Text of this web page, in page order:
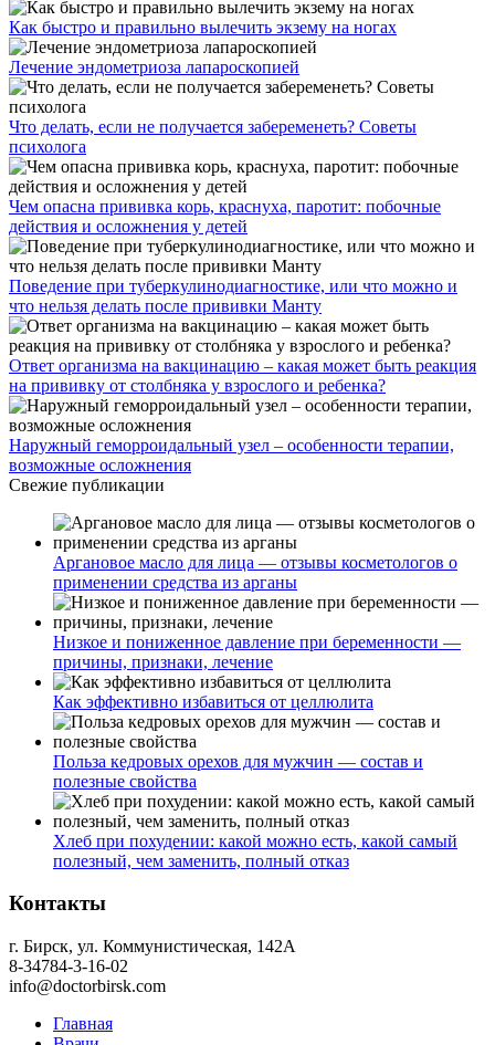
Как быстро и правильно вылечить экзему на ногах
Лечение эндометриоза лапароскопией
Что делать, если не получается забеременеть? Советы
психолога
Чем опасна прививка корь, краснуха, паротит: побочные
действия и осложнения у детей
Поведение при туберкулинодиагностике, или что можно и
что нельзя делать после прививки Манту
Ответ организма на вакцинацию – какая может быть реакция
на прививку от столбняка у взрослого и ребенка?
Наружный геморроидальный узел – особенности терапии,
возможные осложнения
Свежие публикации
Аргановое масло для лица — отзывы косметологов о
применении средства из арганы
Низкое и пониженное давление при беременности —
причины, признаки, лечение
Как эффективно избавиться от целлюлита
Польза кедровых орехов для мужчин — состав и
полезные свойства
Хлеб при похудении: какой можно есть, какой самый
полезный, чем заменить, полный отказ
Контакты
г. Бирск, ул. Коммунистическая, 142А
8-34784-3-16-02
info@doctorbirsk.com
Главная